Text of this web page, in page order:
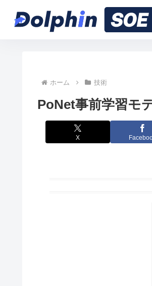
ホーム 技術
PoNet事前学習モ
X